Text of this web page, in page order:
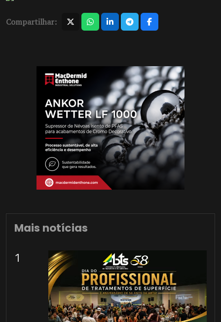
Compartilhar:
Mais notícias
1